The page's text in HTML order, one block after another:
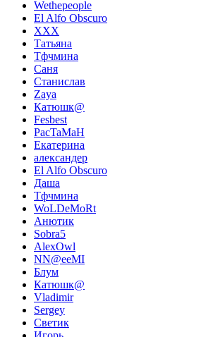
Wethepeople
El Alfo Obscuro
XXX
Татьяна
Тфчмина
Саня
Станислав
Zaya
Катюшк@
Fesbest
PacTaMaH
Екатерина
александер
El Alfo Obscuro
Даша
Тфчмина
WoLDeMoRt
Анютик
Sobra5
AlexOwl
NN@eeMI
Блум
Катюшк@
Vladimir
Sergey
Светик